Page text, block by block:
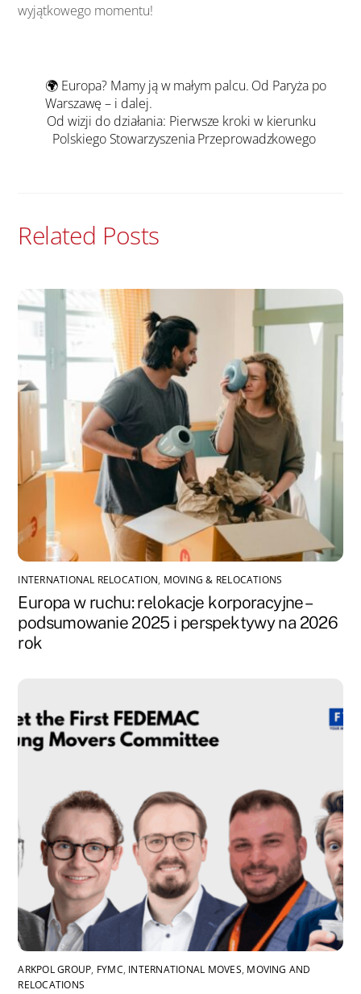
wyjątkowego momentu!
🌍 Europa? Mamy ją w małym palcu. Od Paryża po
Warszawę – i dalej.
Od wizji do działania: Pierwsze kroki w kierunku
Polskiego Stowarzyszenia Przeprowadzkowego
Related Posts
INTERNATIONAL RELOCATION, MOVING & RELOCATIONS
Europa w ruchu: relokacje korporacyjne –
podsumowanie 2025 i perspektywy na 2026
rok
ARKPOL GROUP, FYMC, INTERNATIONAL MOVES, MOVING AND
RELOCATIONS